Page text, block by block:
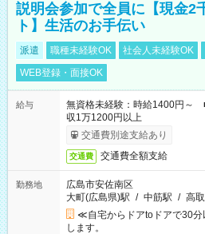
説明会参加で全員に【現金2
ト】生活のお手伝い
派遣 職種未経験OK 社会人未経験OK
WEB登録・面接OK
給与
無資格未経験：時給1400円
収1万1200円以上
交通費別途支給あり
交通費 交通費全額支給
勤務地
広島市安佐南区
大町(広島県)駅 / 中筋駅 / 高
≪自宅からドアtoドアで30
します。